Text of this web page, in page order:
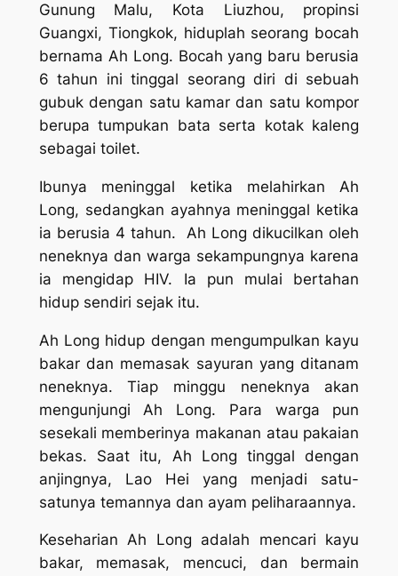
Gunung Malu, Kota Liuzhou, propinsi
Guangxi, Tiongkok, hiduplah seorang bocah
bernama Ah Long. Bocah yang baru berusia
6 tahun ini tinggal seorang diri di sebuah
gubuk dengan satu kamar dan satu kompor
berupa tumpukan bata serta kotak kaleng
sebagai toilet.
Ibunya meninggal ketika melahirkan Ah
Long, sedangkan ayahnya meninggal ketika
ia berusia 4 tahun. Ah Long dikucilkan oleh
neneknya dan warga sekampungnya karena
ia mengidap HIV. Ia pun mulai bertahan
hidup sendiri sejak itu.
Ah Long hidup dengan mengumpulkan kayu
bakar dan memasak sayuran yang ditanam
neneknya. Tiap minggu neneknya akan
mengunjungi Ah Long. Para warga pun
sesekali memberinya makanan atau pakaian
bekas. Saat itu, Ah Long tinggal dengan
anjingnya, Lao Hei yang menjadi satu-
satunya temannya dan ayam peliharaannya.
Keseharian Ah Long adalah mencari kayu
bakar, memasak, mencuci, dan bermain